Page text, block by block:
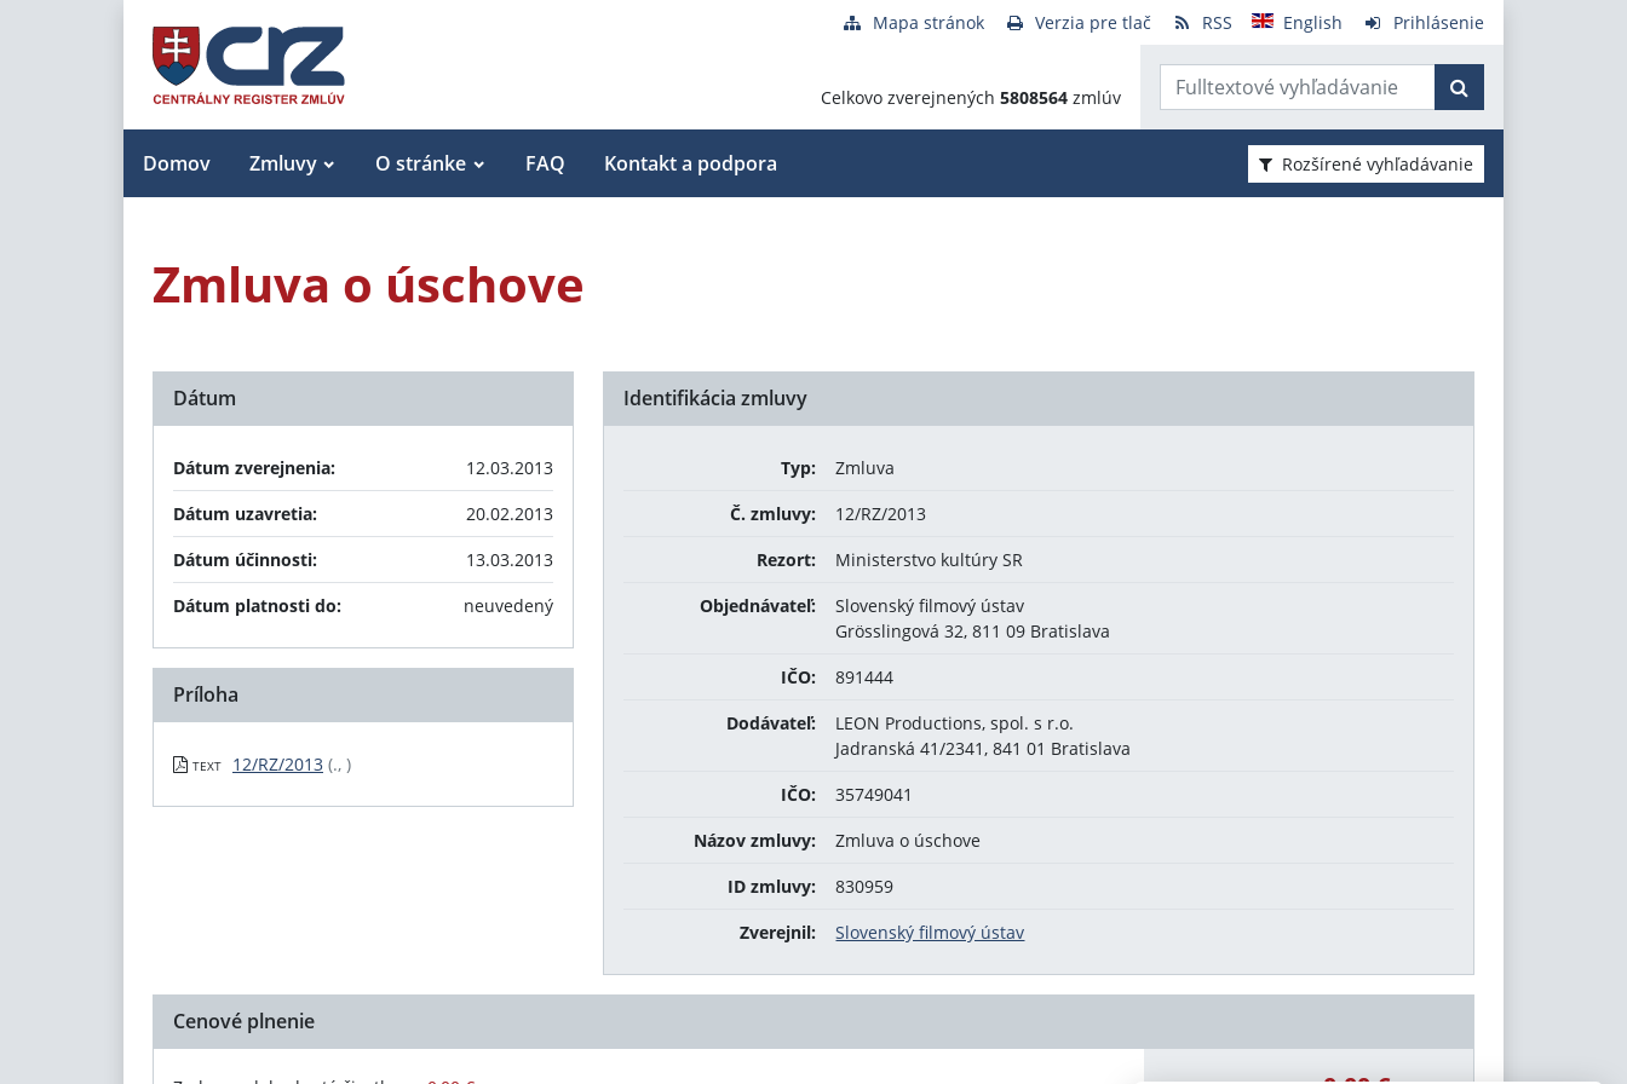
Mapa stránok Verzia pre tlač RSS English Prihlásenie
Celkovo zverejnených 5808564 zmlúv
Domov Zmluvy O stránke FAQ Kontakt a podpora Rozšírené vyhľadávanie
Zmluva o úschove
Identifikácia zmluvy
Typ:
Zmluva
Č. zmluvy:
12/RZ/2013
Rezort:
Ministerstvo kultúry SR
Objednávateľ:
Slovenský filmový ústav
Grösslingová 32, 811 09 Bratislava
IČO:
891444
Dodávateľ:
LEON Productions, spol. s r.o.
Jadranská 41/2341, 841 01 Bratislava
IČO:
35749041
Názov zmluvy:
Zmluva o úschove
ID zmluvy:
830959
Zverejnil:
Slovenský filmový ústav
Dátum
Dátum zverejnenia:
12.03.2013
Dátum uzavretia:
20.02.2013
Dátum účinnosti:
13.03.2013
Dátum platnosti do:
neuvedený
Príloha
TEXT 12/RZ/2013 (., )
Cenové plnenie